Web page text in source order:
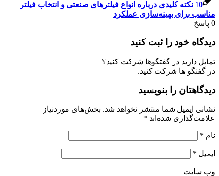
10 نکته کلیدی درباره انواع فیلترهای صنعتی و انتخاب فیلتر
مناسب برای بهینه‌سازی عملکرد
0 پاسخ
دیدگاه خود را ثبت کنید
تمایل دارید در گفتگوها شرکت کنید؟
در گفتگو ها شرکت کنید.
دیدگاهتان را بنویسید
نشانی ایمیل شما منتشر نخواهد شد. بخش‌های موردنیاز
علامت‌گذاری شده‌اند *
نام *
ایمیل *
وب‌ سایت